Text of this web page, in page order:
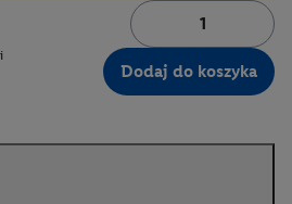
Dodaj do koszyka